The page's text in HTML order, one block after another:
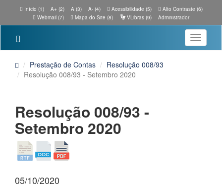
Início (1) A+ (2) A (3) A- (4) Acessibilidade (5)
Alto Contraste (6)
Webmail (7)
Mapa do Site (8) VLibras (9) Administrador
Toggle
Prestação de Contas
Resolução 008/93
Resolução 008/93 - Setembro 2020
Resolução 008/93 -
Setembro 2020
05/10/2020